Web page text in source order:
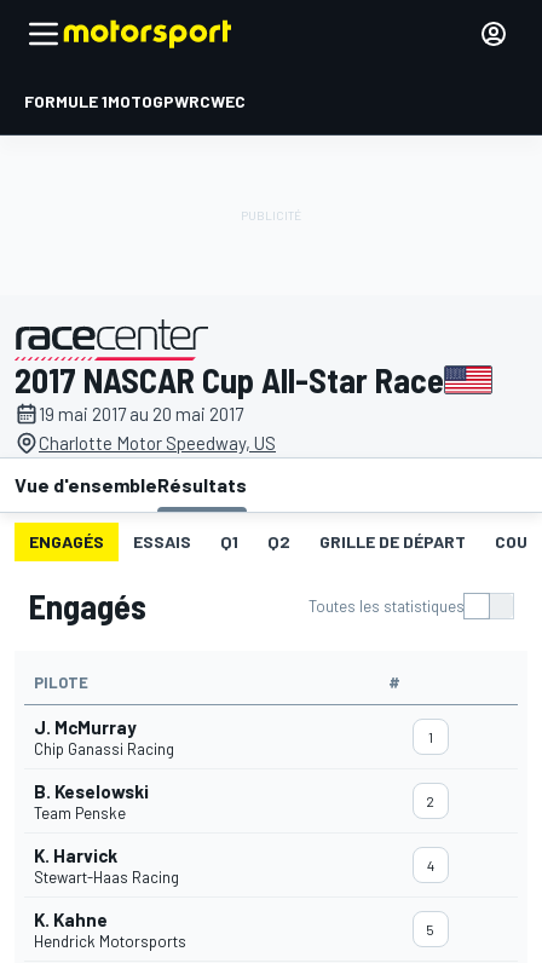
FORMULE 1MOTOGPWRCWEC
présenté par
2017 NASCAR Cup All-Star Race
19 mai 2017 au 20 mai 2017
Charlotte Motor Speedway, US
Vue d'ensembleRésultats
ENGAGÉS ESSAIS Q1 Q2 GRILLE DE DÉPART
Engagés Toutes les statistiques
PILOTE #
J. McMurray
Chip Ganassi Racing
1
B. Keselowski
Team Penske
2
K. Harvick
Stewart-Haas Racing
4
K. Kahne
Hendrick Motorsports
5